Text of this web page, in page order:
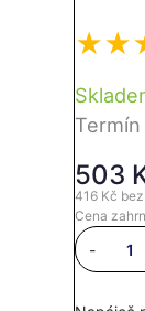
503
416 Kč
Cena
-